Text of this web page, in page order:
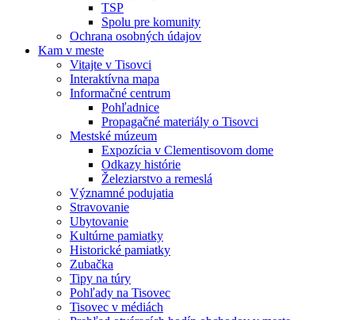
TSP
Spolu pre komunity
Ochrana osobných údajov
Kam v meste
Vitajte v Tisovci
Interaktívna mapa
Informačné centrum
Pohľadnice
Propagačné materiály o Tisovci
Mestské múzeum
Expozícia v Clementisovom dome
Odkazy histórie
Železiarstvo a remeslá
Významné podujatia
Stravovanie
Ubytovanie
Kultúrne pamiatky
Historické pamiatky
Zubačka
Tipy na túry
Pohľady na Tisovec
Tisovec v médiách